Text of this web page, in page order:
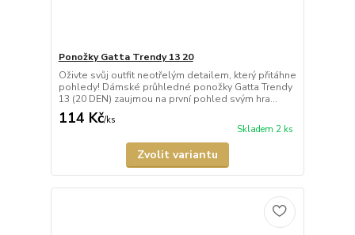
Ponožky Gatta Trendy 13 20
Oživte svůj outfit neotřelým detailem, který přitáhne
pohledy! Dámské průhledné ponožky Gatta Trendy
13 (20 DEN) zaujmou na první pohled svým hra...
114 Kč/ks
Skladem 2 ks
Zvolit variantu